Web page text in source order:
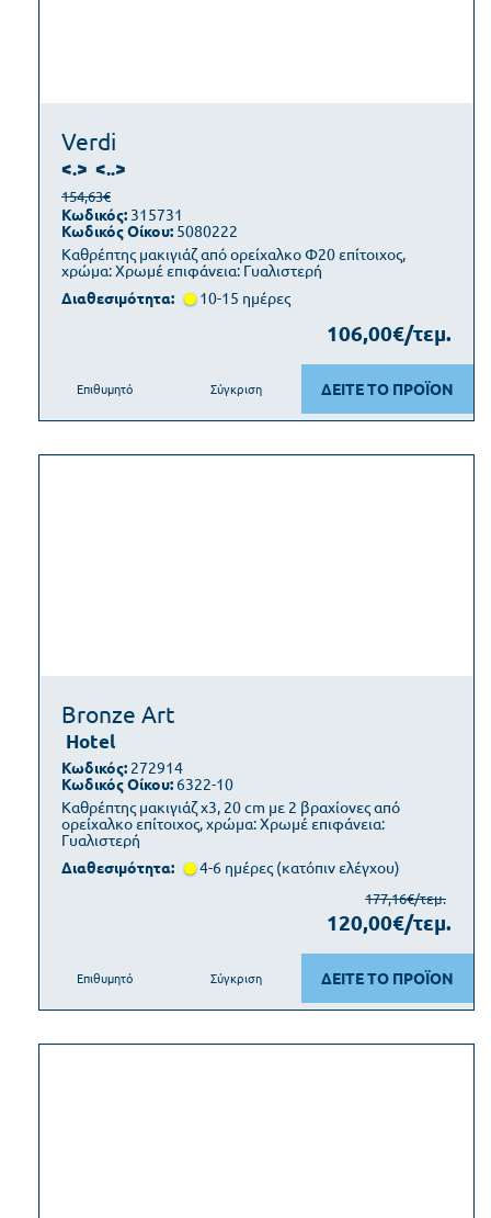
Verdi
<.> <..>
Καθρέπτης μακιγιάζ από ορείχαλκο Φ20 επίτοιχος,
χρώμα: Χρωμέ επιφάνεια: Γυαλιστερή
154,63€
Κωδικός: 315731
Κωδικός Οίκου: 5080222
Διαθεσιμότητα: 10-15 ημέρες
106,00€/τεμ.
ΔΕΙΤΕ ΤΟ ΠΡΟΪΟΝ
Επιθυμητό Σύγκριση
Bronze Art
Hotel
Καθρέπτης μακιγιάζ x3, 20 cm με 2 βραχίονες από
ορείχαλκο επίτοιχος, χρώμα: Χρωμέ επιφάνεια:
Γυαλιστερή
Κωδικός: 272914
Κωδικός Οίκου: 6322-10
Διαθεσιμότητα: 4-6 ημέρες (κατόπιν ελέγχου)
177,16€/τεμ.
120,00€/τεμ.
ΔΕΙΤΕ ΤΟ ΠΡΟΪΟΝ
Επιθυμητό Σύγκριση